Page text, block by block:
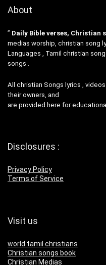
About
” Daily Bible verses, Christian
medias worship, christian song
Languages , Tamil christian
songs .
All christian Songs lyrics ,
their owners, and
are provided here for
Disclosures :
Privacy Policy
Terms of Service
Visit us
world tamil christians
Christian songs book
Christian Medias